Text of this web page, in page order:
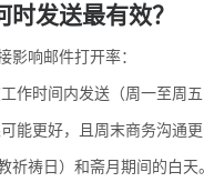
发送最有效？
影响邮件打开率：
作时间内发送（周一至周五
能更好，且周末商务沟通更
祈祷日）和斋月期间的白天。